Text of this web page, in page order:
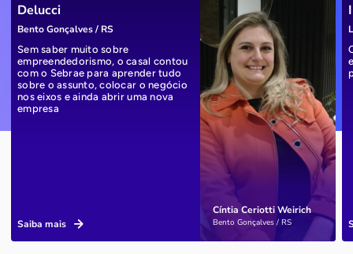
Cíntia Ceriotti Weirich
Bento Gonçalves / RS
Delucci
Bento Gonçalves / RS
Sem saber muito sobre
empreendedorismo, o casal contou
com o Sebrae para aprender tudo
sobre o assunto, colocar o negócio
nos eixos e ainda abrir uma nova
empresa
Saiba mais